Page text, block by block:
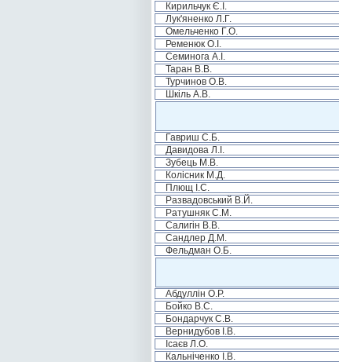
Кирильчук Є.І.
Лук'яненко Л.Г.
Омельченко Г.О.
Ременюк О.І.
Семинога А.І.
Таран В.В.
Турчинов О.В.
Шкіль А.В.
Гавриш С.Б.
Давидова Л.І.
Зубець М.В.
Колісник М.Д.
Плющ І.С.
Развадовський В.Й.
Ратушняк С.М.
Салигін В.В.
Сандлер Д.М.
Фельдман О.Б.
Абдуллін О.Р.
Бойко В.С.
Бондарчук С.В.
Вернидубов І.В.
Ісаєв Л.О.
Кальніченко І.В.